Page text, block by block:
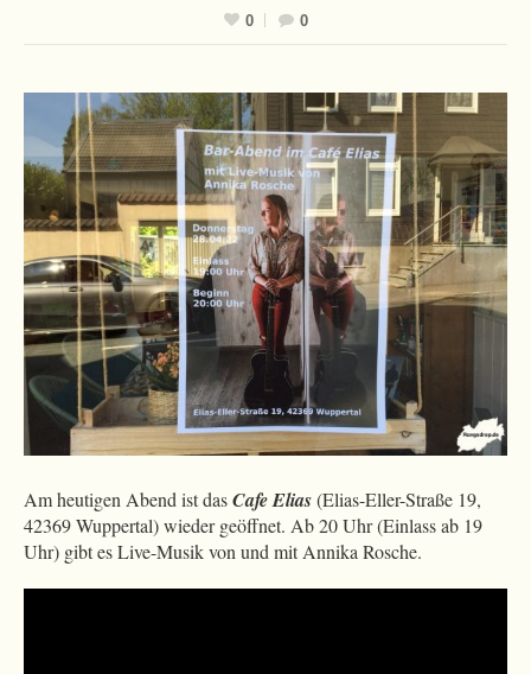
0
0
Am heutigen Abend ist dasCafe Elias(Elias-Eller-Straße 19,
42369 Wuppertal) wieder geöffnet. Ab 20 Uhr (Einlass ab 19
Uhr) gibt es Live-Musik von und mit Annika Rosche.